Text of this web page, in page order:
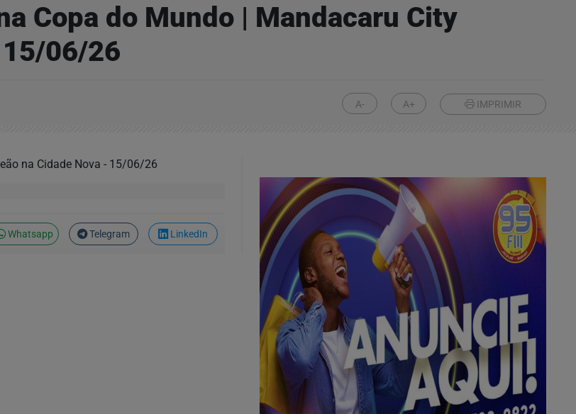
Copa do Mundo | Mandacaru City
06/26
A- A+ IMPRIMIR
na Cidade Nova - 15/06/26
Whatsapp Telegram LinkedIn